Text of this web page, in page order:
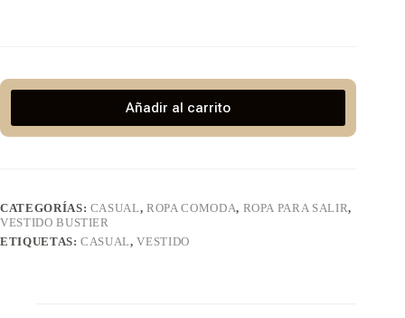
Añadir al carrito
CATEGORÍAS: CASUAL,ROPA COMODA, ROPA PARA SALIR,
VESTIDO BUSTIER
ETIQUETAS:CASUAL,VESTIDO